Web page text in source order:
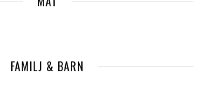
FAMILJ & BARN